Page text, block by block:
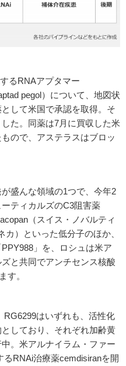
るRNAアプタマー
pegol）について、地図状
して米国で承認を取得。そ
た。同薬は7月に買収した米
ので、アステラスはブロッ
盛んな領域の1つで、今年2
ティカルズのC3阻害薬
（スイス・ノバルティ
カ）といった低分子のほか、
」を、ロシュは米ア
と共同でアンチセンス核酸
す。
RG6299はいずれも、活性化
しており、それぞれ加齢黄
。米アルナイラム・ファー
RNAi治療薬cemdisiranを開